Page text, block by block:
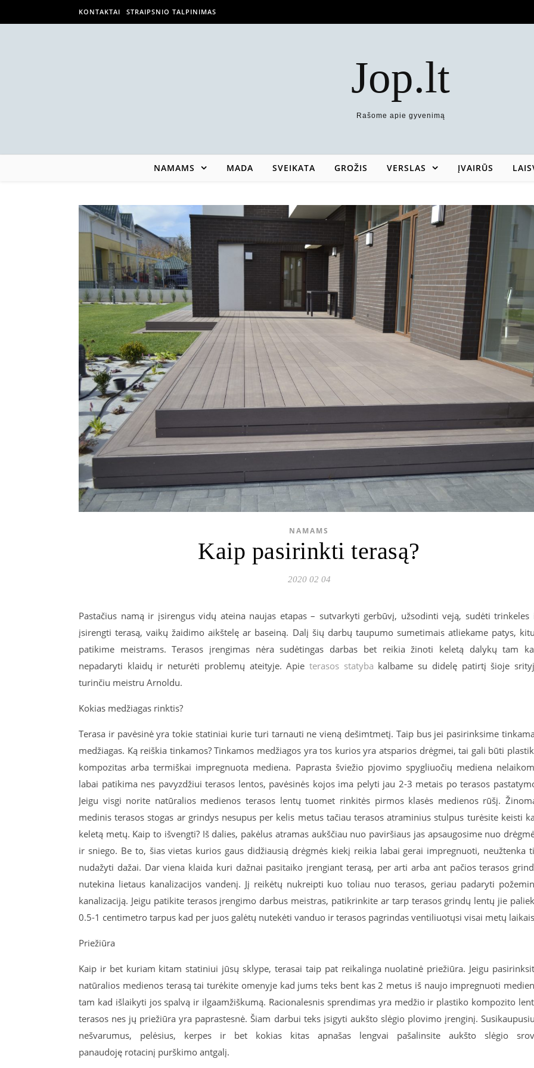
KONTAKTAI STRAIPSNIO TALPINIMAS
Jop.lt
Rašome apie gyvenimą
NAMAMS MADA SVEIKATA GROŽIS VERSLAS ĮVAIRŪS
NAMAMS
Kaip pasirinkti terasą?
2020 02 04
Pastačius namą ir įsirengus vidų ateina naujas etapas – sutvarkyti gerbūvį, užsodinti veją, sudėti trinkeles
įsirengti terasą, vaikų žaidimo aikštelę ar baseiną. Dalį šių darbų taupumo sumetimais atliekame patys,
patikime meistrams. Terasos įrengimas nėra sudėtingas darbas bet reikia žinoti keletą dalykų tam
nepadaryti klaidų ir neturėti problemų ateityje. Apie terasos statyba kalbame su didelę patirtį šioje
turinčiu meistru Arnoldu.
Kokias medžiagas rinktis?
Terasa ir pavėsinė yra tokie statiniai kurie turi tarnauti ne vieną dešimtmetį. Taip bus jei pasirinksime
medžiagas. Ką reiškia tinkamos? Tinkamos medžiagos yra tos kurios yra atsparios drėgmei, tai gali būti
kompozitas arba termiškai impregnuota mediena. Paprasta šviežio pjovimo spygliuočių mediena
labai patikima nes pavyzdžiui terasos lentos, pavėsinės kojos ima pelyti jau 2-3 metais po terasos
Jeigu visgi norite natūralios medienos terasos lentų tuomet rinkitės pirmos klasės medienos rūšį.
medinis terasos stogas ar grindys nesupus per kelis metus tačiau terasos atraminius stulpus turėsite keisti
keletą metų. Kaip to išvengti? Iš dalies, pakėlus atramas aukščiau nuo paviršiaus jas apsaugosime nuo
ir sniego. Be to, šias vietas kurios gaus didžiausią drėgmės kiekį reikia labai gerai impregnuoti, neužtenka
nudažyti dažai. Dar viena klaida kuri dažnai pasitaiko įrengiant terasą, per arti arba ant pačios terasos
nutekina lietaus kanalizacijos vandenį. Jį reikėtų nukreipti kuo toliau nuo terasos, geriau padaryti
kanalizaciją. Jeigu patikite terasos įrengimo darbus meistras, patikrinkite ar tarp terasos grindų lentų jie
0.5-1 centimetro tarpus kad per juos galėtų nutekėti vanduo ir terasos pagrindas ventiliuotųsi visai metų
Priežiūra
Kaip ir bet kuriam kitam statiniui jūsų sklype, terasai taip pat reikalinga nuolatinė priežiūra. Jeigu
natūralios medienos terasą tai turėkite omenyje kad jums teks bent kas 2 metus iš naujo impregnuoti
tam kad išlaikyti jos spalvą ir ilgaamžiškumą. Racionalesnis sprendimas yra medžio ir plastiko kompozito
terasos nes jų priežiūra yra paprastesnė. Šiam darbui teks įsigyti aukšto slėgio plovimo įrenginį.
nešvarumus, pelėsius, kerpes ir bet kokias kitas apnašas lengvai pašalinsite aukšto slėgio
panaudoję rotacinį purškimo antgalį.